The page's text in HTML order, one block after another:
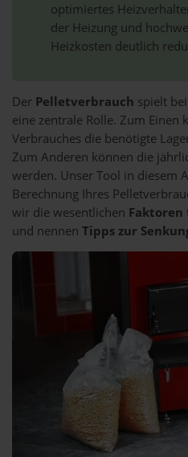
optimiertes
der Heizung und
Heizkosten deutlich
Der Pelletverbrauch spielt
eine zentrale Rolle. Zum Einen
Verbrauches die benötigte
Zum Anderen können die
werden. Unser Tool in diesem
Berechnung Ihres
wir die wesentlichen
und nennen Tipps zur